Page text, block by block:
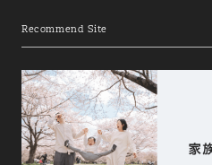
Recommend Site